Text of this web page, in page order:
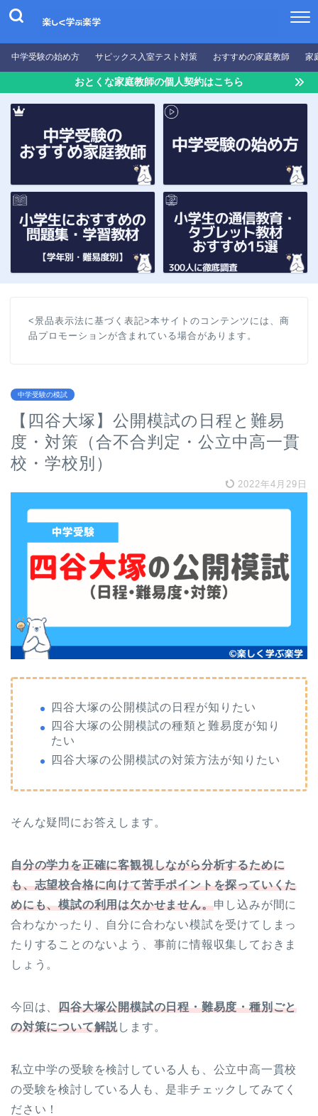
中学受験の始め方 サピックス入室テスト対策 おすすめの家庭教師 家
おとくな家庭教師の個人契約はこちら
<景品表示法に基づく表記>本サイトのコンテンツには、商
品プロモーションが含まれている場合があります。
中学受験の模試
【四谷大塚】公開模試の日程と難易
度・対策（合不合判定・公立中高一貫
校・学校別）
2022年4月29日
四谷大塚の公開模試の日程が知りたい
四谷大塚の公開模試の種類と難易度が知り
たい
四谷大塚の公開模試の対策方法が知りたい
そんな疑問にお答えします。
自分の学力を正確に客観視しながら分析するために
も、志望校合格に向けて苦手ポイントを探っていくた
めにも、模試の利用は欠かせません。申し込みが間に
合わなかったり、自分に合わない模試を受けてしまっ
たりすることのないよう、事前に情報収集しておきま
しょう。
今回は、四谷大塚公開模試の日程・難易度・種別ごと
の対策について解説します。
私立中学の受験を検討している人も、公立中高一貫校
の受験を検討している人も、是非チェックしてみてく
ださい！